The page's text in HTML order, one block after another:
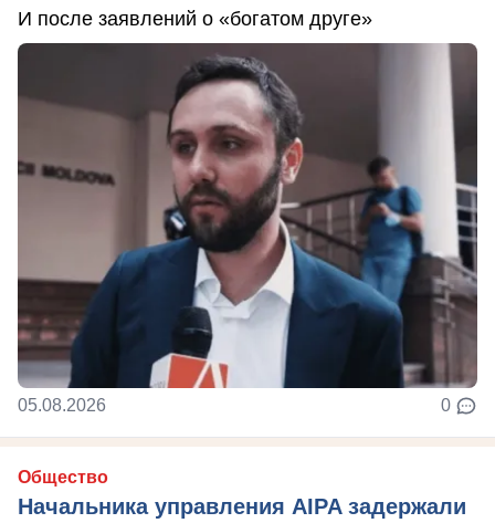
И после заявлений о «богатом друге»
05.08.2026 0
Общество
Начальника управления AIPA задержали